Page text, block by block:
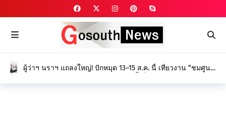
ผู้ว่าฯ นราฯ แถลงใหญ่! ปักหมุด 13–15 ส.ค. นี้ เที่ยวงาน “ชมศูนย์
เกษตร-ป่าพรุ สร้างรายได้ยั่งยืน